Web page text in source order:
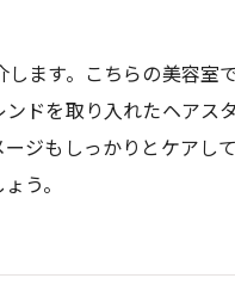
ます。こちらの美容
ドを取り入れたヘア
ジもしっかりとケア
う。